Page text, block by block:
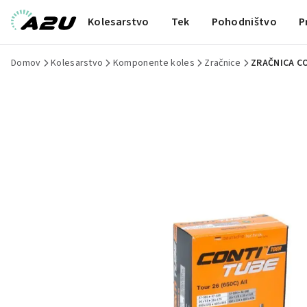
Kolesarstvo Tek Pohodništvo
Domov Kolesarstvo Komponente koles Zračnice ZRAČNICA